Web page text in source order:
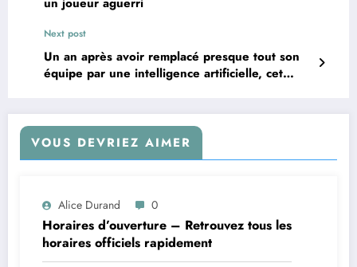
Next post
Un an après avoir remplacé presque tout son
équipe par une intelligence artificielle, cet
VOUS DEVRIEZ AIMER
Alice Durand 0
Horaires d’ouverture – Retrouvez tous les
horaires officiels rapidement